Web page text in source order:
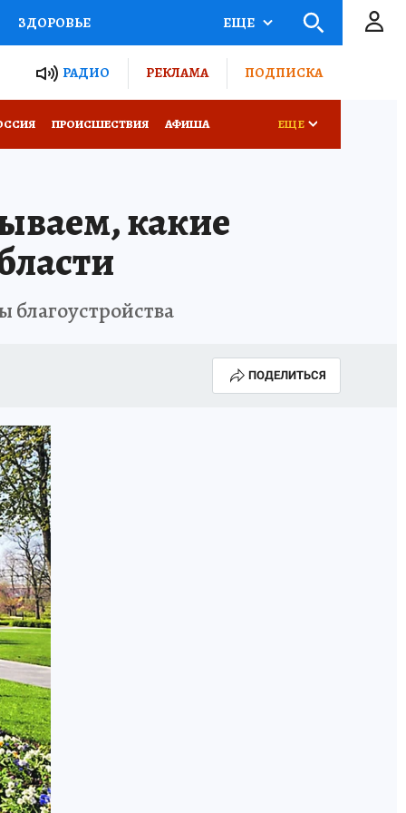
ЗДОРОВЬЕ
РОССИИ
ЕЩЕ
РАДИО РЕКЛАМА ПОДПИСКА
ПРОИСШЕСТВИЯ АФИША ЕЩЕ
какие
благоустройства
ПОДЕЛИТЬСЯ